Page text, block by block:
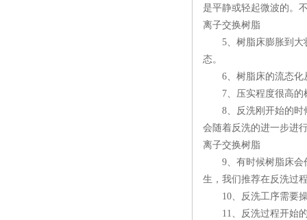
是平静或轻起微波的。
离子交换树脂
5、树脂床膨胀到大状
态。
6、树脂床的流态化
7、压实程度很高的树
8、反洗刚开始的时候
会随着反洗的进一步进
离子交换树脂
9、有时候树脂床会作
生，我们推荐在反洗过
10、反洗工序需要操
11、反洗过程开始的